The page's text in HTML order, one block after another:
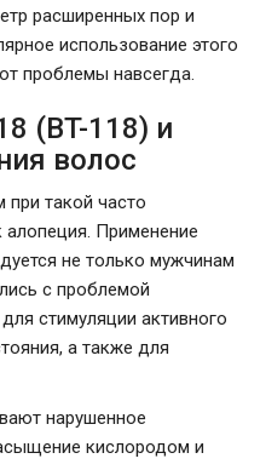
расширенных пор и
использование этого
проблемы навсегда.
(BT-118) и
волос
такой часто
Применение
не только мужчинам
с проблемой
стимуляции активного
а также для
нарушенное
кислородом и